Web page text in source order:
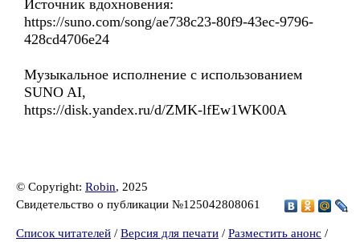
Источник вдохновения:
https://suno.com/song/ae738c23-80f9-43ec-9796-
428cd4706e24
Музыкальное исполнение с использованием
SUNO AI,
https://disk.yandex.ru/d/ZMK-lfEw1WK00A
© Copyright: Robin, 2025
Свидетельство о публикации №125042808061
Список читателей / Версия для печати / Разместить анонс /